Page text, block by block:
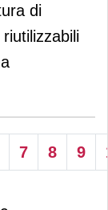
di
7 8 9